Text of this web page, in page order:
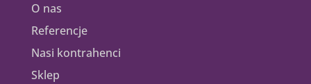
O nas
Referencje
Nasi kontrahenci
Sklep